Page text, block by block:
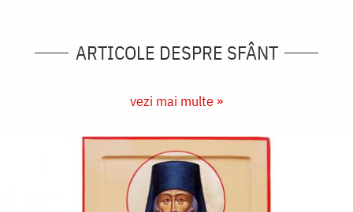
ARTICOLE DESPRE SFÂNT
vezi mai multe »